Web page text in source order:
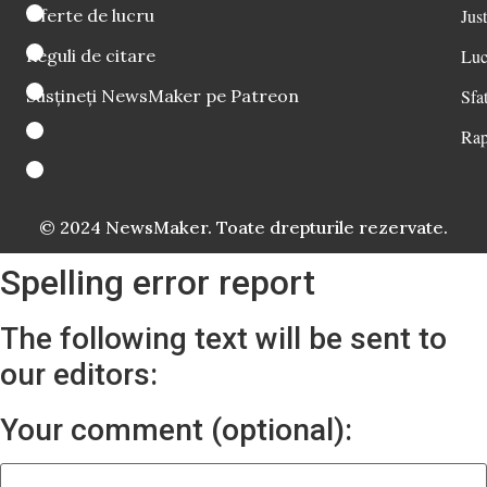
Oferte de lucru
Reguli de citare
Susțineți NewsMaker pe Patreon
© 2024 NewsMaker. Toate drepturile rezervate.
Spelling error report
The following text will be sent to
our editors:
Your comment (optional):